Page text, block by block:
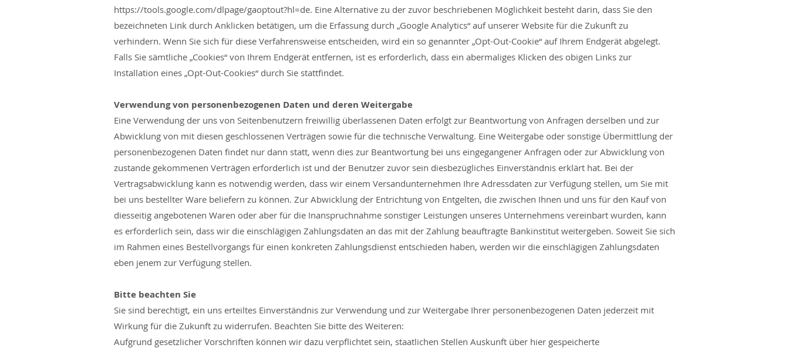
https://tools.google.com/dlpage/gaoptout?hl=de. Eine Alternative zu der zuvor beschriebenen Möglichkeit besteht darin, dass Sie den
bezeichneten Link durch Anklicken betätigen, um die Erfassung durch „Google Analytics“ auf unserer Website für die Zukunft zu
verhindern. Wenn Sie sich für diese Verfahrensweise entscheiden, wird ein so genannter „Opt-Out-Cookie“ auf Ihrem Endgerät abgelegt.
Falls Sie sämtliche „Cookies“ von Ihrem Endgerät entfernen, ist es erforderlich, dass ein abermaliges Klicken des obigen Links zur
Installation eines „Opt-Out-Cookies“ durch Sie stattfindet.
Verwendung von personenbezogenen Daten und deren Weitergabe
Eine Verwendung der uns von Seitenbenutzern freiwillig überlassenen Daten erfolgt zur Beantwortung von Anfragen derselben und zur
Abwicklung von mit diesen geschlossenen Verträgen sowie für die technische Verwaltung. Eine Weitergabe oder sonstige Übermittlung der
personenbezogenen Daten findet nur dann statt, wenn dies zur Beantwortung bei uns eingegangener Anfragen oder zur Abwicklung von
zustande gekommenen Verträgen erforderlich ist und der Benutzer zuvor sein diesbezügliches Einverständnis erklärt hat. Bei der
Vertragsabwicklung kann es notwendig werden, dass wir einem Versandunternehmen Ihre Adressdaten zur Verfügung stellen, um Sie mit
bei uns bestellter Ware beliefern zu können. Zur Abwicklung der Entrichtung von Entgelten, die zwischen Ihnen und uns für den Kauf von
diesseitig angebotenen Waren oder aber für die Inanspruchnahme sonstiger Leistungen unseres Unternehmens vereinbart wurden, kann
es erforderlich sein, dass wir die einschlägigen Zahlungsdaten an das mit der Zahlung beauftragte Bankinstitut weitergeben. Soweit Sie sich
im Rahmen eines Bestellvorgangs für einen konkreten Zahlungsdienst entschieden haben, werden wir die einschlägigen Zahlungsdaten
eben jenem zur Verfügung stellen.
Bitte beachten Sie
Sie sind berechtigt, ein uns erteiltes Einverständnis zur Verwendung und zur Weitergabe Ihrer personenbezogenen Daten jederzeit mit
Wirkung für die Zukunft zu widerrufen. Beachten Sie bitte des Weiteren:
Aufgrund gesetzlicher Vorschriften können wir dazu verpflichtet sein, staatlichen Stellen Auskunft über hier gespeicherte